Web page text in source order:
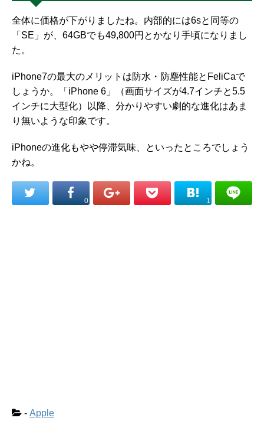
全体に価格が下がりましたね。内部的には6sと同等の
「SE」が、64GBでも49,800円とかなり手頃になりまし
た。
iPhone7の最大のメリットは防水・防塵性能とFeliCaで
しょうか。「iPhone 6」（画面サイズが4.7インチと5.5
インチに大型化）以降、分かりやすい劇的な進化はあま
り無いような印象です。
iPhoneの進化もやや停滞気味、といったところでしょう
かね。
0 1
- Apple